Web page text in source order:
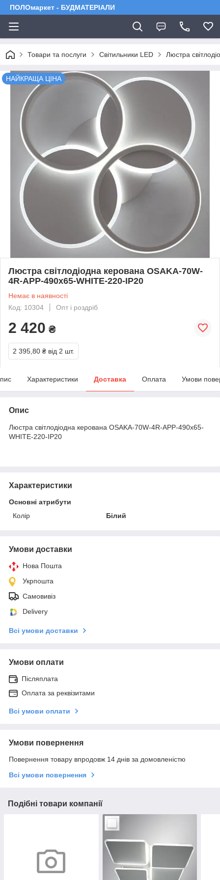
ПОЛОмаркет - БУДМАТЕРІАЛИ
Товари та послуги Світильники LED Люстра
НАЙКРАЩА ЦІНА
Люстра світлодіодна керована OSAKA-70W-
4R-APP-490x65-WHITE-220-IP20
Немає в наявності
Код: 10304
Опт і роздріб
2 420 ₴
2 395,80 ₴ від 2 шт.
Характеристики Доставка Оплата Умови
Опис
Люстра світлодіодна керована OSAKA-70W-4R-APP-490x65-
WHITE-220-IP20
Характеристики
Основні атрибути
Колір
Білий
Умови доставки
Нова Пошта
Укрпошта
Самовивіз
Delivery
Всі умови доставки
Умови оплати
Післяплата
Оплата за реквізитами
Всі умови оплати
Умови повернення
Повернення товару впродовж 14 днів за домовленістю
Всі умови повернення
Подібні товари компанії